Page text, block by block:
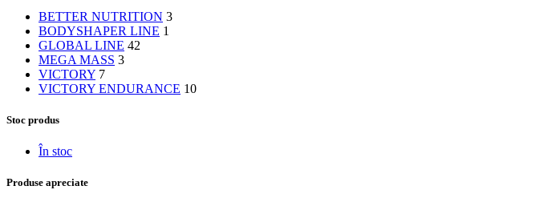
BETTER NUTRITION 3
BODYSHAPER LINE 1
GLOBAL LINE 42
MEGA MASS 3
VICTORY 7
VICTORY ENDURANCE 10
Stoc produs
În stoc
Produse apreciate